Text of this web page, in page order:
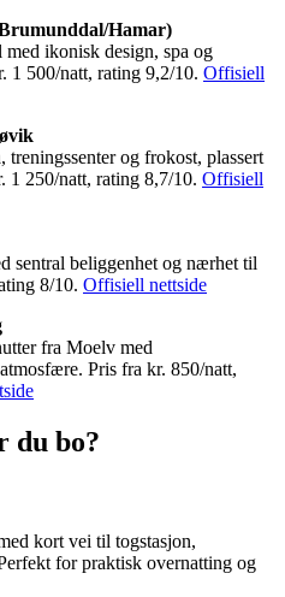
Hamar)
ikonisk design, spa og
1 500/natt, rating 9,2/10. Offisiell
treningssenter og frokost, plassert
1 250/natt, rating 8,7/10. Offisiell
sentral beliggenhet og nærhet til
8/10. Offisiell nettside
fra Moelv med
Pris fra kr. 850/natt,
du bo?
kort vei til togstasjon,
for praktisk overnatting og